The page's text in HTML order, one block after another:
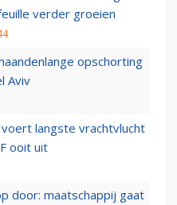
verder groeien
opschorting
Aviv
voert langste vrachtvlucht
ooit uit
door: maatschappij gaat